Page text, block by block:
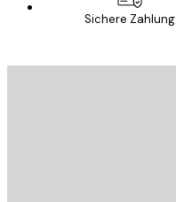
Sichere Zahlung